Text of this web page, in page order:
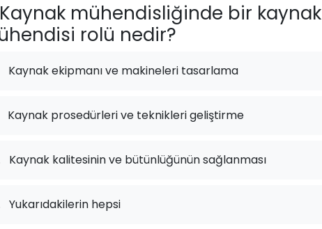
Kaynak mühendisliğinde bir kaynak
rolü nedir?
Kaynak ekipmanı ve makineleri tasarlama
Kaynak prosedürleri ve teknikleri geliştirme
Kaynak kalitesinin ve bütünlüğünün sağlanması
Yukarıdakilerin hepsi